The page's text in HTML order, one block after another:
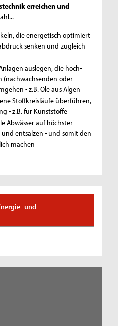
erreichen und
die energetisch optimiert
senken und zugleich
auslegen, die hoch-
(nachwachsenden oder
- z.B. Öle aus Algen
Stoffkreisläufe überführen,
- z.B. für Kunststoffe
Abwässer auf höchster
entsalzen - und somit den
machen
und